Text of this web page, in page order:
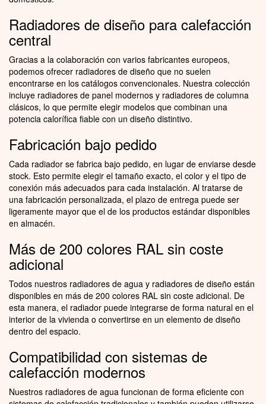
Radiadores de diseño para calefacción
central
Gracias a la colaboración con varios fabricantes europeos,
podemos ofrecer radiadores de diseño que no suelen
encontrarse en los catálogos convencionales. Nuestra colección
incluye radiadores de panel modernos y radiadores de columna
clásicos, lo que permite elegir modelos que combinan una
potencia calorífica fiable con un diseño distintivo.
Fabricación bajo pedido
Cada radiador se fabrica bajo pedido, en lugar de enviarse desde
stock. Esto permite elegir el tamaño exacto, el color y el tipo de
conexión más adecuados para cada instalación. Al tratarse de
una fabricación personalizada, el plazo de entrega puede ser
ligeramente mayor que el de los productos estándar disponibles
en almacén.
Más de 200 colores RAL sin coste
adicional
Todos nuestros radiadores de agua y radiadores de diseño están
disponibles en más de 200 colores RAL sin coste adicional. De
esta manera, el radiador puede integrarse de forma natural en el
interior de la vivienda o convertirse en un elemento de diseño
dentro del espacio.
Compatibilidad con sistemas de
calefacción modernos
Nuestros radiadores de agua funcionan de forma eficiente con